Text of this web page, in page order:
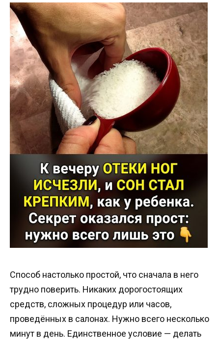
Способ настолько простой, что сначала в него
трудно поверить. Никаких дорогостоящих
средств, сложных процедур или часов,
проведённых в салонах. Нужно всего несколько
минут в день. Единственное условие — делать